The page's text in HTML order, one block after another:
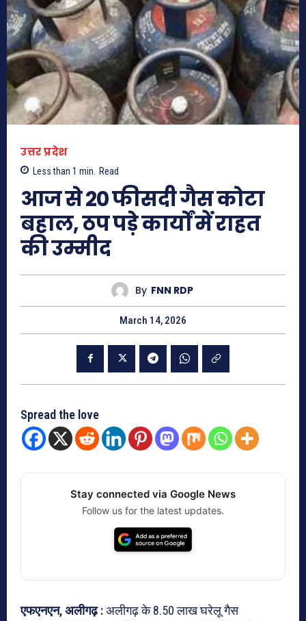
उत्तर प्रदेश
Less than 1 min. Read
आज से 20 फीसदी गैस कोटा
बहाल, ठप पड़े कार्यों में राहत
की उम्मीद
By FNN RDP
March 14, 2026
Spread the love
Stay connected via Google News
Follow us for the latest updates.
एफएनएन, अलीगढ़ :अलीगढ़ के 8.50 लाख घरेलू गैस